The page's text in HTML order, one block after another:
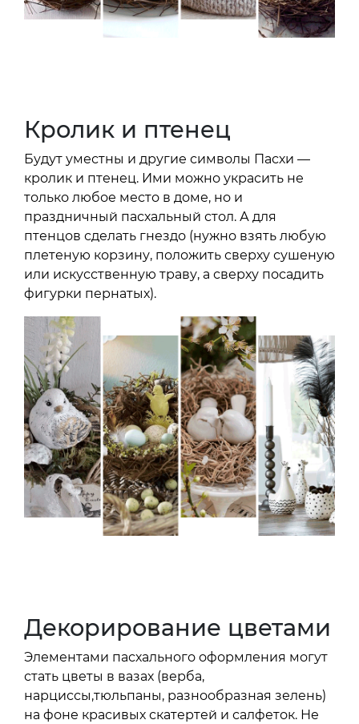
Кролик и птенец
Будут уместны и другие символы Пасхи —
кролик и птенец. Ими можно украсить не
только любое место в доме, но и
праздничный пасхальный стол. А для
птенцов сделать гнездо (нужно взять любую
плетеную корзину, положить сверху сушеную
или искусственную траву, а сверху посадить
фигурки пернатых).
Декорирование цветами
Элементами пасхального оформления могут
стать цветы в вазах (верба,
нарциссы,тюльпаны, разнообразная зелень)
на фоне красивых скатертей и салфеток. Не